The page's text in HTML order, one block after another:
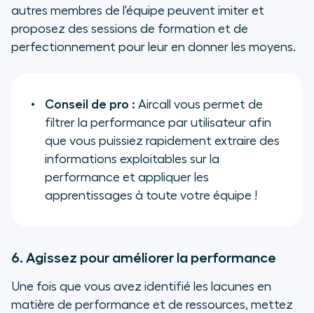
autres membres de l'équipe peuvent imiter et
proposez des sessions de formation et de
perfectionnement pour leur en donner les moyens.
Conseil de pro : Aircall vous permet de
filtrer la performance par utilisateur afin
que vous puissiez rapidement extraire des
informations exploitables sur la
performance et appliquer les
apprentissages à toute votre équipe !
6. Agissez pour améliorer la performance
Une fois que vous avez identifié les lacunes en
matière de performance et de ressources, mettez